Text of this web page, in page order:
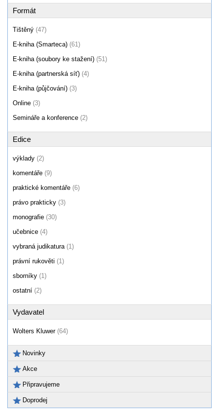
Formát
Tištěný (47)
E-kniha (Smarteca) (61)
E-kniha (soubory ke stažení) (51)
E-kniha (partnerská síť) (4)
E-kniha (půjčování) (3)
Online (3)
Semináře a konference (2)
Edice
výklady (2)
komentáře (9)
praktické komentáře (6)
právo prakticky (3)
monografie (30)
učebnice (4)
vybraná judikatura (1)
právní rukověti (1)
sborníky (1)
ostatní (2)
Vydavatel
Wolters Kluwer (64)
Novinky
Akce
Připravujeme
Doprodej